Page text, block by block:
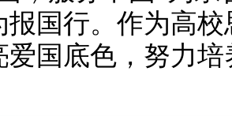
报国行。作为高
爱国底色，努力